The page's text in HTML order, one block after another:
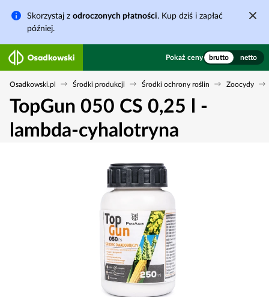
Skorzystaj z odroczonych płatności. Kup dziś i zapłać
później.
Pokaż ceny brutto netto
Osadkowski.pl Środki produkcji Środki ochrony roślin Zoocydy
TopGun 050 CS 0,25 l -
lambda-cyhalotryna